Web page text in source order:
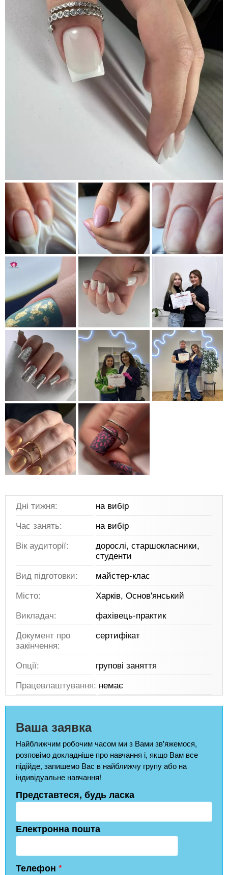
Дні тижня:
на вибір
Час занять:
на вибір
Вік аудиторії:
дорослі, старшокласники,
студенти
Вид підготовки:
майстер-клас
Місто:
Харків, Основ'янський
Викладач:
фахівець-практик
Документ про
закінчення:
сертифікат
Опції:
групові заняття
Працевлаштування: немає
Ваша заявка
Найближчим робочим часом ми з Вами зв'яжемося,
розповімо докладніше про навчання і, якщо Вам все
підійде, запишемо Вас в найближчу групу або на
індивідуальне навчання!
Представтеся, будь ласка
Електронна пошта
Телефон *